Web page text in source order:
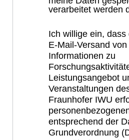
verarbeitet werden
Ich willige ein, dass
E-Mail-Versand von
Informationen zu
Leistungsangebot
Veranstaltungen
Fraunhofer IWU
entsprechend der
Grundverordnung